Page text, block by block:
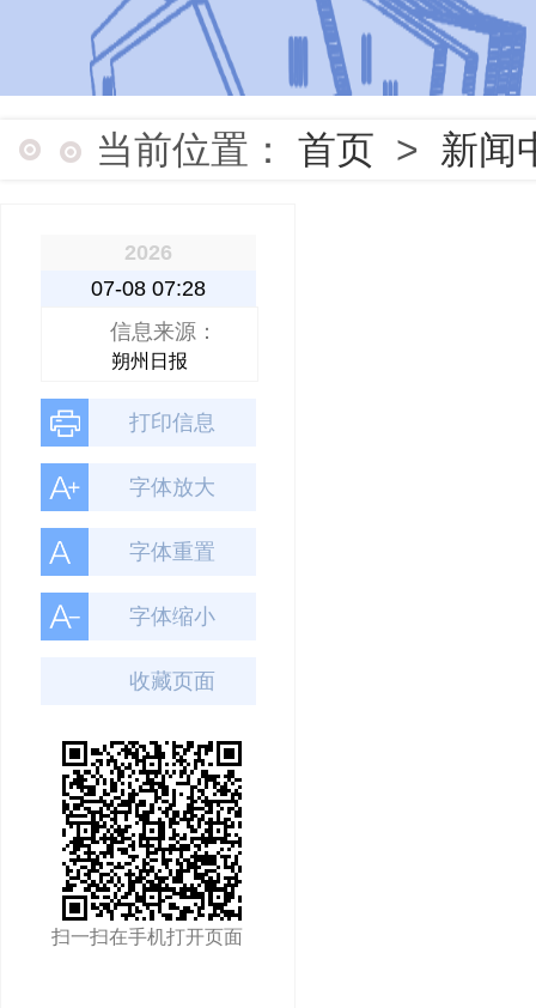
当前位置： 首页 > 新闻
2026
07-08 07:28
信息来源：
朔州日报
打印信息
字体放大
字体重置
字体缩小
收藏页面
扫一扫在手机打开页面